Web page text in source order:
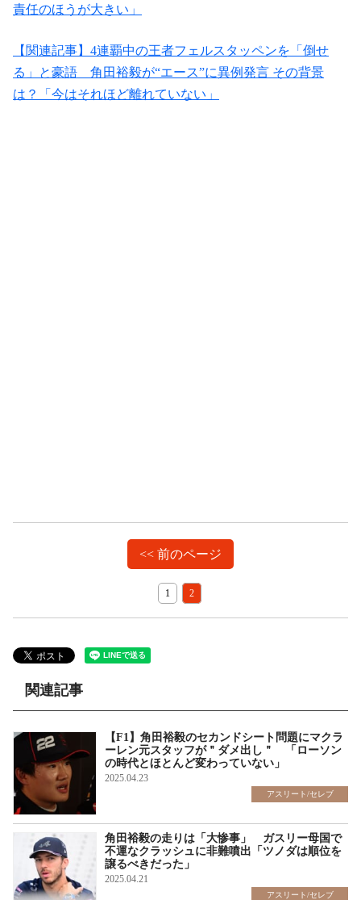
責任のほうが大きい」
【関連記事】4連覇中の王者フェルスタッペンを「倒せ
る」と豪語 角田裕毅が“エース”に異例発言 その背景
は？「今はそれほど離れていない」
<< 前のページ
1 2
関連記事
【F1】角田裕毅のセカンドシート問題にマクラ
ーレン元スタッフが＂ダメ出し＂ 「ローソン
の時代とほとんど変わっていない」
2025.04.23
アスリート/セレブ
角田裕毅の走りは「大惨事」 ガスリー母国で
不運なクラッシュに非難噴出「ツノダは順位を
譲るべきだった」
2025.04.21
アスリート/セレブ